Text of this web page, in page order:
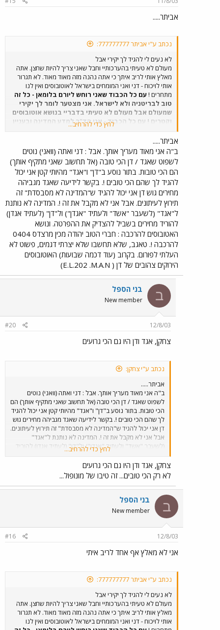
אביתר.....
נכתב ע"י אביתר 777777777:
לא נעים לי להגיד לך יקירי אבל
מעולם לא טעיתי בהערכותיי וחבל שאני צריך להיות שחצן. אתה
מאלץ אותי לריב איתך כי אתה נהנה מזה מאוד מאוד. לא תגרור
אותי לויכוח - דני ואני המומחים בישראל לאוטובוסים ואין לנו
מתחרים !עם כל הכבוד שאני רוחש ליורם בלומאן - כל זה
טוב לבריטניה ולא לישראל. אני מצטער לומר לך יקירי
שמעולם אבל מעולם לא טעיתי בדבריי בנושא אוטובוסים
וקטרים ! עם כל הכבוד - אני הד"ר למדע המדינה ובעניין
הנקודתי הזה של ההפרטה - לא תוכל להתעמת איתי
כבודו. לאחר שאבצע תחקיר מקיף ובדיקת העובדות
בקשר לנושא בו רצית את התנצלותי, אתנצל אם צדקת.
בינתיים, הנושא נמצא בבדיקה עובדתית של החומרים
שביקשת מכבוד המנהל הדגול - מר גולדשמידט.הד"ר.
לחץ כדי להרחיב...
אביתר.....
ב"ה אני מאוד מעריך אותך. אבל : דני ואתה (וואני) נוטים
לשפוט שאגד / דן הכי טובה (אל תחשוב שאני מתקיף אותך)
הם הכי טובות. בתור נוסע ב"דן" ו"אגד" מהיותי קטן אני יכול
להגיד לך שהם הכי טובים !. בקשר לידיעה שאגד מגביהה
מחירים גוש דן אני יכול להגיד ש"המדינה לא מסבסדת" זה
תירוץ לעיתונים. אבל אני לא מקבל את זה !. המדינה לא נותנת
ל"אגד" (לשעבר "אשד" ולעתיד "אגדן") ול"דן" (לעתיד אגדן)
להוריד מחירים בשביל להצדיק את ההפרטה. ונושא
האטובוסים להרכבה : חברי הטוב יהודה מכין מרצדס 0404
להרכבה !. טאגב, שלא תחשבו שלא יצרתי דגמים, פשוט לא
העלתי לפורום. בקרוב (עוד דכמה שבועות) האוטובוסים
הירוקים צהובים של דן ( E.L.202 .M.A.N)
ב בני הספל
New member
12/8/03
#20
צחקן, אגד ודן היו גם הכי גרועים
נכתב ע"י צחקן:
אביתר.....
ב"ה אני מאוד מעריך אותך. אבל : דני ואתה (וואני) נוטים
לשפוט שאגד / דן הכי טובה (אל תחשוב שאני מתקיף אותך) הם
הכי טובות. בתור נוסע ב"דן" ו"אגד" מהיותי קטן אני יכול להגיד
לך שהם הכי טובים !. בקשר לידיעה שאגד מגביהה מחירים גוש
דן אני יכול להגיד ש"המדינה לא מסבסדת" זה תירוץ לעיתונים.
אבל אני לא מקבל את זה !. המדינה לא נותנת ל"אגד"
(לשעבר "אשד" ולעתיד "אגדן") ול"דן" (לעתיד אגדן) להוריד
מחירים בשביל להצדיק את ההפרטה. ונושא האטובוסים
טאגב, שלא תחשבו שלא יצרתי דגמים, פשוט לא העלתי
לפורום. בקרוב (עוד דכמה שבועות) האוטובוסים הירוקים
צהובים של דן ( E.L.202 .M.A.N)
לחץ כדי להרחיב...
צחקן, אגד ודן היו גם הכי גרועים
לא רק הכי טובים... זה טיבו של מונופול...
ב בני הספל
New member
12/8/03
#16
אני לא מאלץ אף אחד לריב איתי
נכתב ע"י אביתר 777777777:
לא נעים לי להגיד לך יקירי אבל
מעולם לא טעיתי בהערכותיי וחבל שאני צריך להיות שחצן. אתה
מאלץ אותי לריב איתך כי אתה נהנה מזה מאוד מאוד. לא תגרור
אותי לויכוח - דני ואני המומחים בישראל לאוטובוסים ואין לנו